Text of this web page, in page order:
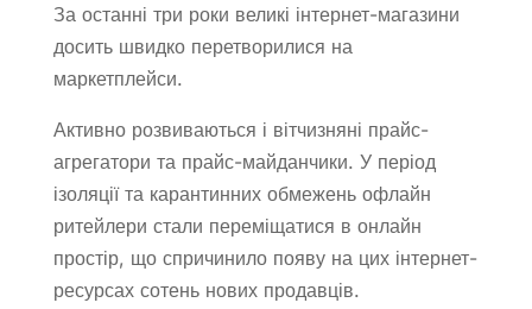
За останні три роки великі інтернет-магазини
досить швидко перетворилися на
маркетплейси.
Активно розвиваються і вітчизняні прайс-
агрегатори та прайс-майданчики. У період
ізоляції та карантинних обмежень офлайн
ритейлери стали переміщатися в онлайн
простір, що спричинило появу на цих інтернет-
ресурсах сотень нових продавців.